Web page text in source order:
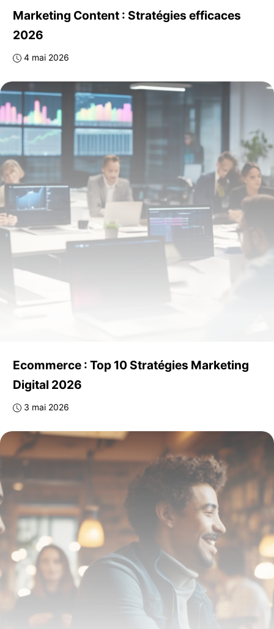
Marketing Content : Stratégies efficaces
2026
4 mai 2026
Ecommerce : Top 10 Stratégies Marketing
Digital 2026
3 mai 2026